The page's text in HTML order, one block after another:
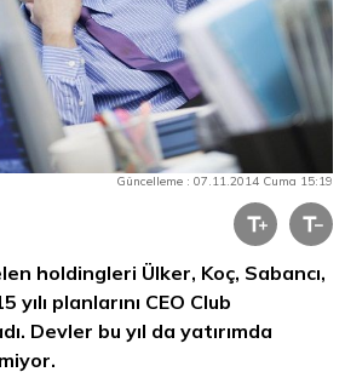
Güncelleme : 07.11.2014 Cuma 15:19
holdingleri Ülker, Koç, Sabancı,
planlarını CEO Club
Devler bu yıl da yatırımda